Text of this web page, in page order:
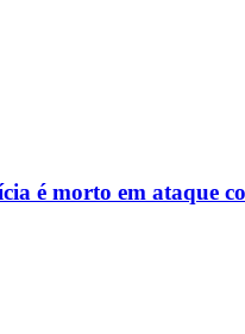
é morto em ataque